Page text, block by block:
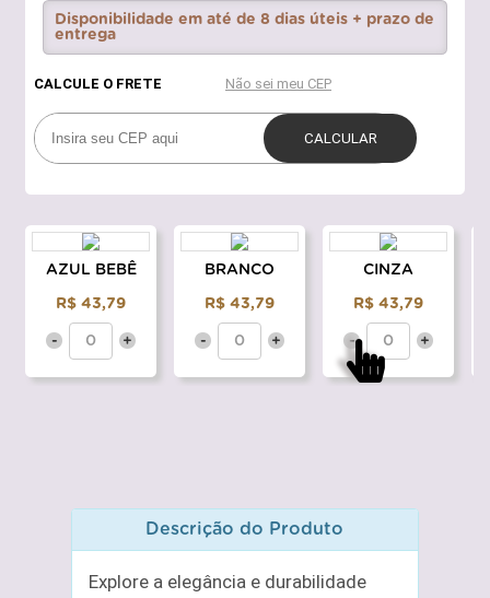
Disponibilidade em até de 8 dias úteis + prazo de
entrega
AZUL BEBÊ
R$ 43,79
- +
BRANCO
R$ 43,79
- +
CINZA
R$ 43,79
- +
Descrição do Produto
Explore a elegância e durabilidade